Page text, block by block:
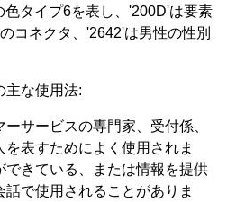
タイプ6を表し、'200D'は要素
コネクタ、'2642'は男性の性別
主な使用法:
サービスの専門家、受付係、
を表すためによく使用されま
できている、または情報を提供
で使用されることがありま